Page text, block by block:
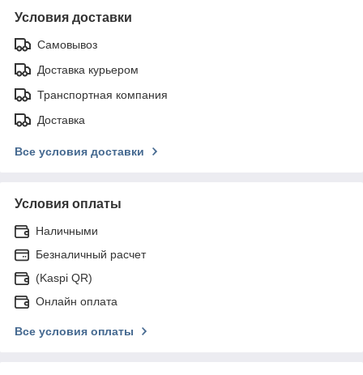
Условия доставки
Самовывоз
Доставка курьером
Транспортная компания
Доставка
Все условия доставки
Условия оплаты
Наличными
Безналичный расчет
(Kaspi QR)
Онлайн оплата
Все условия оплаты